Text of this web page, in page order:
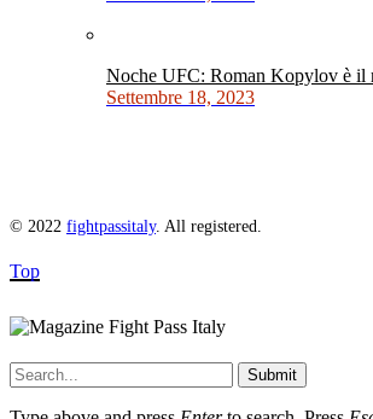
Noche UFC: Roman Kopylov è il
Settembre 18, 2023
© 2022 fightpassitaly. All registered.
Top
Submit